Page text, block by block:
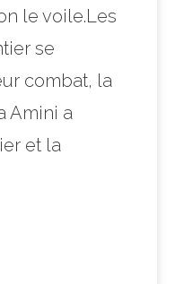
le voile.Les
se
combat, la
Amini a
et la